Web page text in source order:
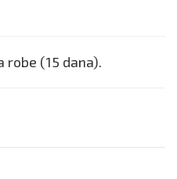
(15 dana).